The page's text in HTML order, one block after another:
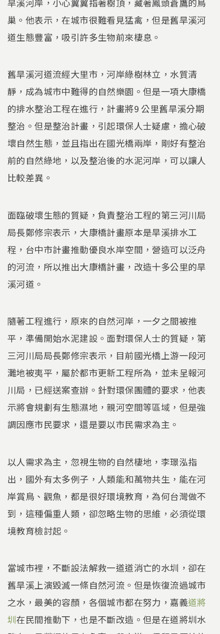
巢。他表示，在城市很難看見猛禽，但是舊旱溪河
道生態豐富，吸引許多生物前來棲息。
舊旱溪河道流經大里市，河岸綠樹林立，水質清
靜，成為城市中難得的自然樂園。但是一項大康橋
的排水整治工程在進行，計畫將9 公里舊旱溪分期
整治。但是整治計畫，引起環保人士疑慮，擔心破
壞自然生態，並且指出在國光橋兩岸，剛好有整治
前的自然綠地，以及整治後的水泥河岸，可以讓人
比較差異。
面臨破壞生態的質疑，負責整治工程的第三河川局
局長鄭修宗表示，大康橋計畫原本是旱溪排水工
程，台中市計畫推動優良水岸空間，營造可以泛舟
的河流，所以推出大康橋計畫，改造十多公里的旱
溪河道。
隨著工程進行，原來的自然河岸，一夕之間被推
平，準備開始水泥建設。面對環保人士的質疑，第
三河川局局長鄭修宗表示，目前國光橋上游一段河
灘地被夷平，屬於都市更新工程所為，並未呈報河
川局，已經送案查辦。針對環保團體的要求，他表
示將會規劃有生態濕地，親河空間等區域，但是強
調因應市民要求，還是要以市民需求為主。
以人需求為主，忽視生物的自然棲地，李璟泓指
出，國外有太多例子，人類能和萬物共生，能在河
岸賞鳥、觀魚，都是很好環境教育，為何台灣做不
到，這種偏重人類，卻忽略生物的思維，必須從環
境教育檢討起。
當城市裡，不斷設法解救一道道消亡的水圳，卻在
舊旱溪上演毀滅一條自然河流。但是恢復流過城市
之水，最美的容顏，各個城市都在努力，嘉義道將
圳在民間推動下，也是不斷改造。但是在道將圳水